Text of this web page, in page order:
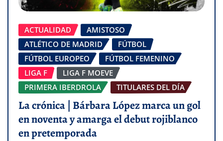
ACTUALIDAD
AMISTOSO
ATLÉTICO DE MADRID
FÚTBOL
FÚTBOL EUROPEO
FÚTBOL FEMENINO
LIGA F
LIGA F MOEVE
PRIMERA IBERDROLA
TITULARES DEL DÍA
La crónica | Bárbara López marca un gol
en noventa y amarga el debut rojiblanco
en pretemporada